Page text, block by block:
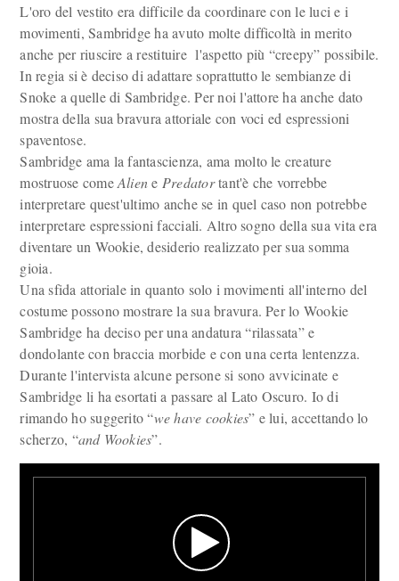
L'oro del vestito era difficile da coordinare con le luci e i
movimenti, Sambridge ha avuto molte difficoltà in merito
anche per riuscire a restituire l'aspetto più “creepy” possibile.
In regia si è deciso di adattare soprattutto le sembianze di
Snoke a quelle di Sambridge. Per noi l'attore ha anche dato
mostra della sua bravura attoriale con voci ed espressioni
spaventose.
Sambridge ama la fantascienza, ama molto le creature
mostruose comeAliene Predatortant'è che vorrebbe
interpretare quest'ultimo anche se in quel caso non potrebbe
interpretare espressioni facciali. Altro sogno della sua vita era
diventare un Wookie, desiderio realizzato per sua somma
gioia.
Una sfida attoriale in quanto solo i movimenti all'interno del
costume possono mostrare la sua bravura. Per lo Wookie
Sambridge ha deciso per una andatura “rilassata” e
dondolante con braccia morbide e con una certa lentenzza.
Durante l'intervista alcune persone si sono avvicinate e
Sambridge li ha esortati a passare al Lato Oscuro. Io di
rimando ho suggerito “we have cookies” e lui, accettando lo
scherzo, “and Wookies”.